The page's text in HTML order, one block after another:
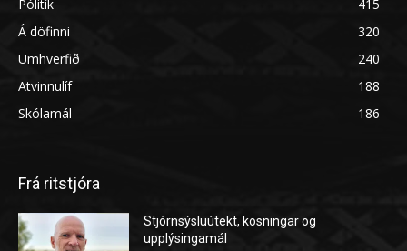
Pólitík
415
Á döfinni
320
Umhverfið
240
Atvinnulíf
188
Skólamál
186
Frá ritstjóra
Stjórnsýsluútekt, kosningar og
upplýsingamál